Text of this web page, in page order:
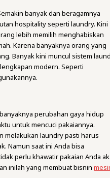
banyak dan beragamnya
hospitality seperti laundry. Kini
lebih memilih menghabiskan
Karena banyaknya orang yang
Banyak kini muncul sistem
modern. Seperti
perubahan gaya hidup
untuk mencuci pakaiannya.
melakukan laundry pasti harus
Namun saat ini Anda bisa
perlu khawatir pakaian Anda
inilah yang membuat bisnin